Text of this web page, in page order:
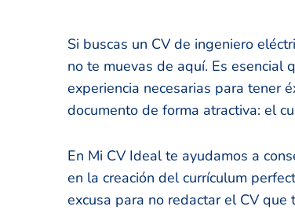
Si buscas un CV de ingeniero
no te muevas de aquí. Es
experiencia necesarias para tener
documento de forma atractiva: el
En Mi CV Ideal te ayudamos a
en la creación del currículum
excusa para no redactar el CV